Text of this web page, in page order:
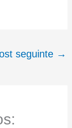
seguinte →